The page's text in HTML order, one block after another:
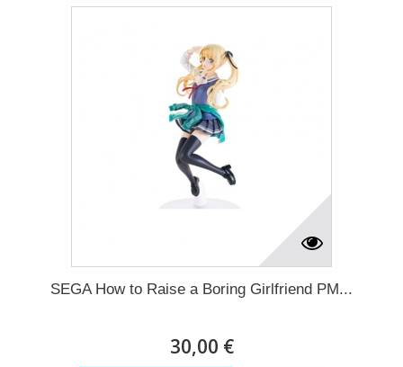
SEGA How to Raise a Boring Girlfriend PM...
30,00 €